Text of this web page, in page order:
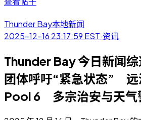
Thunder Bay本地新闻
2025-12-16 23:17:59 EST·资讯
Thunder Bay 今日新闻
团体呼吁“紧急状态” 远
Pool 6 多宗治安与天气